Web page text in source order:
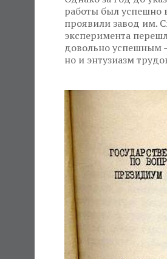
работы был успешно
проявили завод им.
эксперимента
довольно успешным
но и энтузиазм